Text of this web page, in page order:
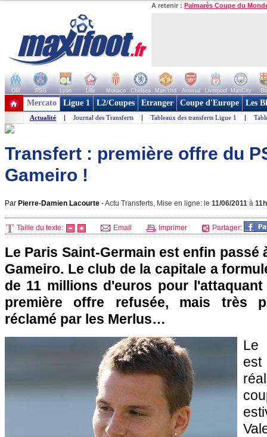
A retenir : Palmarès Coupe du
OM PSG Lyon Lille Monaco Chelsea Man Utd Arsenal Liverpool ManCity
+ de clubs
Mercato Ligue 1 L2/Coupes Etranger Coupe d'Europe Les
Actualité | Journal des Transferts | Tableaux des transferts Ligue 1 |
Transfert : première offre du
Gameiro !
Par Pierre-Damien Lacourte -Actu Transferts, Mise en ligne: le 11/06/2011 à
Taille du texte: Email Imprimer Partager:
Le Paris Saint-Germain est enfin passé
Gameiro. Le club de la capitale a
de 11 millions d'euros pour
première offre refusée, mais très
réclamé par les Merlus…
Le
est